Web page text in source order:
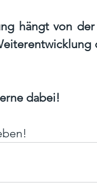
hängt von
dabei!